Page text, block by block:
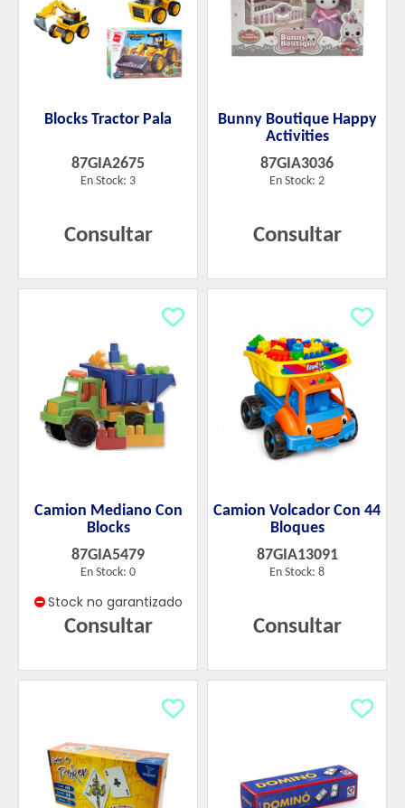
Blocks Tractor Pala
87GIA2675
En Stock: 3
Consultar
Bunny Boutique Happy
Activities
87GIA3036
En Stock: 2
Consultar
Camion Mediano Con
Blocks
87GIA5479
En Stock: 0
Stock no garantizado
Consultar
Camion Volcador Con 44
Bloques
87GIA13091
En Stock: 8
Consultar